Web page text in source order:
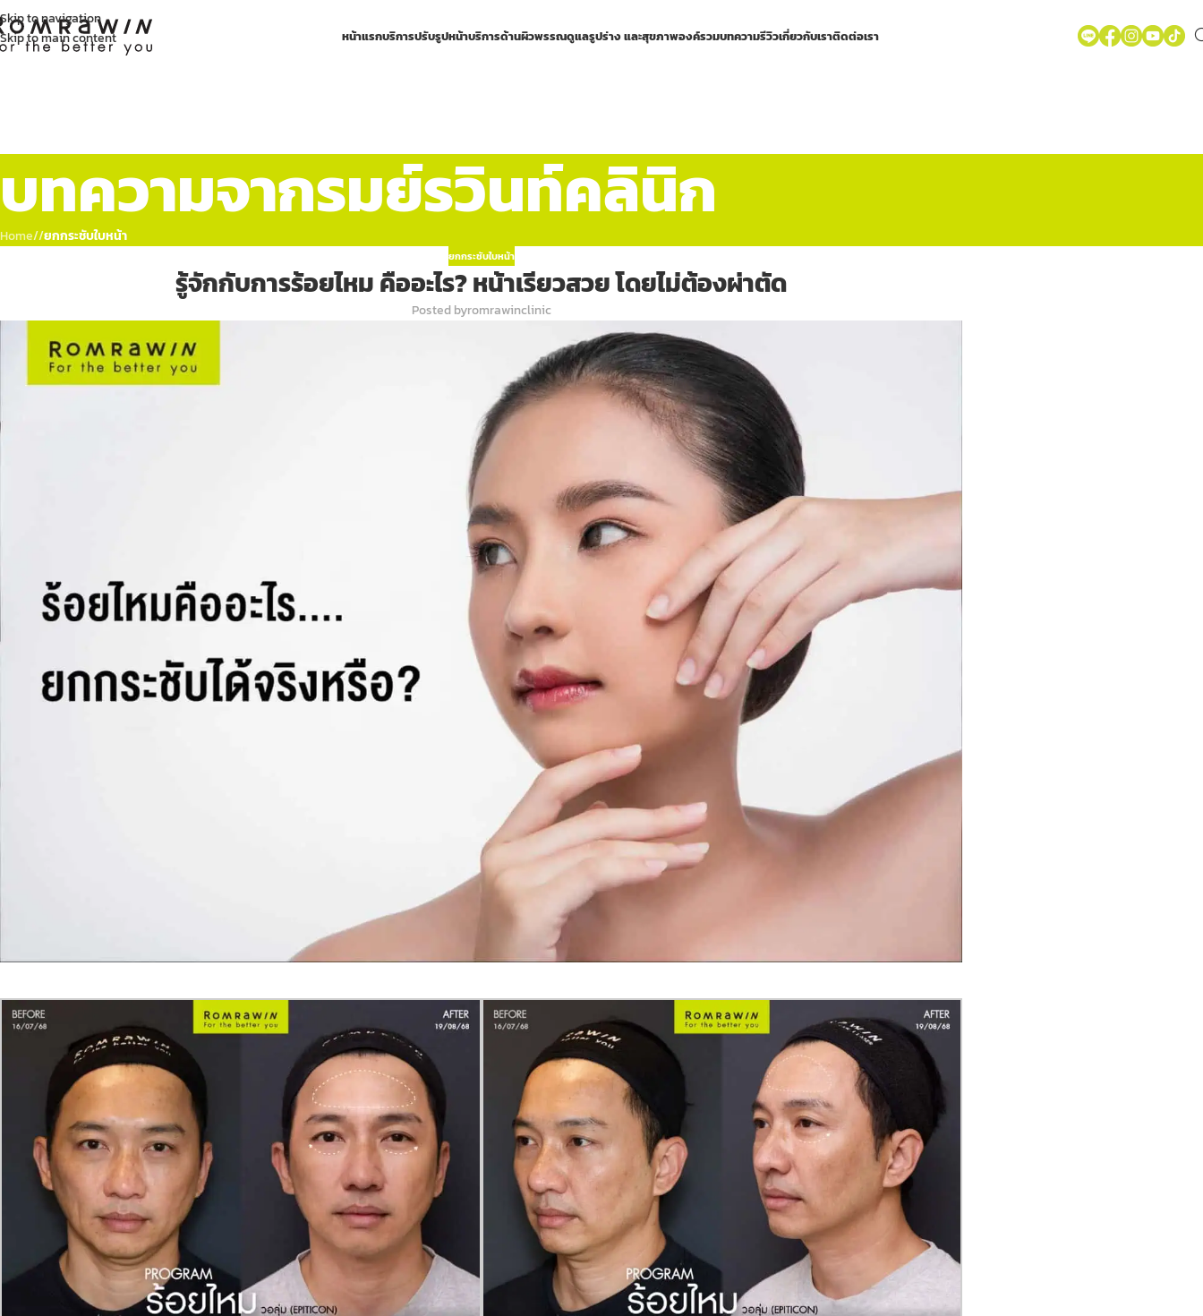
Skip to navigation
Skip to main content
หน้าแรกบริการปรับรูปหน้าบริการด้านผิวพรรณดูแลรูปร่าง และสุขภาพองค์รวมบทความรีวิวเกี่ยวกับเราติดต่อเรา
บทความจากรมย์รวินท์คลินิก
Home/ ยกกระชับใบหน้า
ยกกระชับใบหน้า
รู้จักกับการร้อยไหม คืออะไร? หน้าเรียวสวย โดยไม่ต้องผ่าตัด
Posted byromrawinclinic